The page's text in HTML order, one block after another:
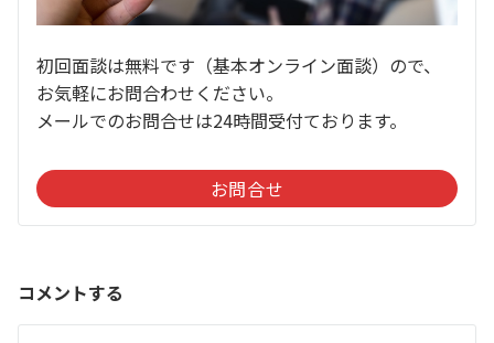
初回面談は無料です（基本オンライン面談）ので、
お気軽にお問合わせください。
メールでのお問合せは24時間受付ております。
お問合せ
コメントする